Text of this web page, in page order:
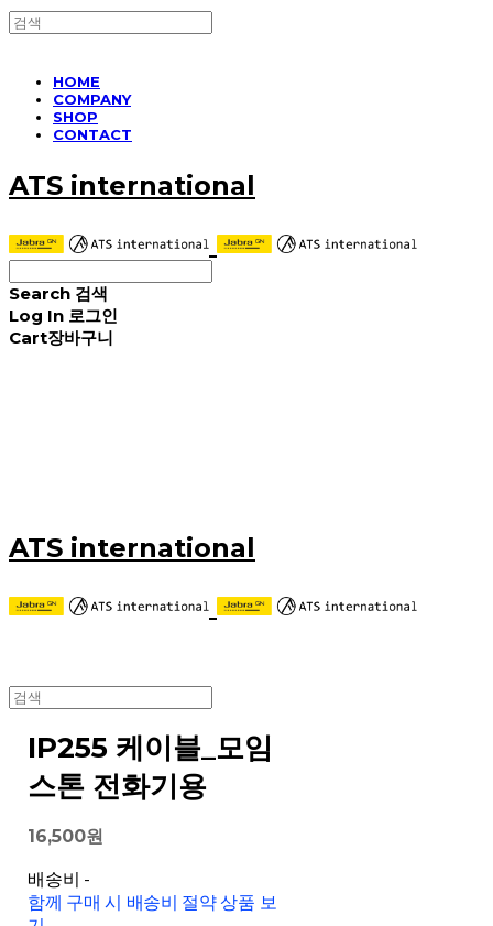
HOME
COMPANY
SHOP
CONTACT
ATS international
Search 검색
Log In 로그인
Cart장바구니
ATS international
IP255 케이블_모임
스톤 전화기용
16,500원
배송비 -
함께 구매 시 배송비 절약 상품 보